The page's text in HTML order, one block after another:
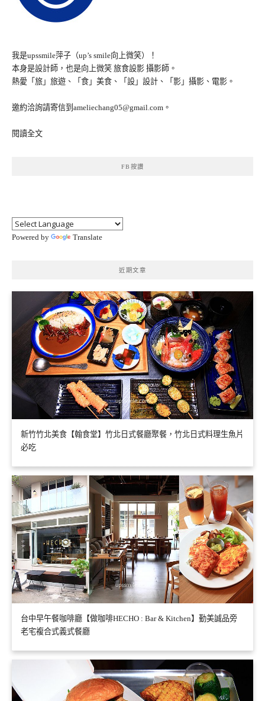
我是upssmile萍子（up’s smile向上微笑）！
本身是設計師，也是向上微笑 旅食設影 攝影師。
熱愛「旅」旅遊、「食」美食、「設」設計、「影」攝影、電影。
邀約洽詢請寄信到ameliechang05@gmail.com。
閱讀全文
FB按讚
Powered by Translate
近期文章
新竹竹北美食【翰食堂】竹北日式餐廳聚餐，竹北日式料理生魚片
必吃
台中早午餐咖啡廳【做咖啡HECHO : Bar & Kitchen】勤美誠品旁
老宅複合式義式餐廳